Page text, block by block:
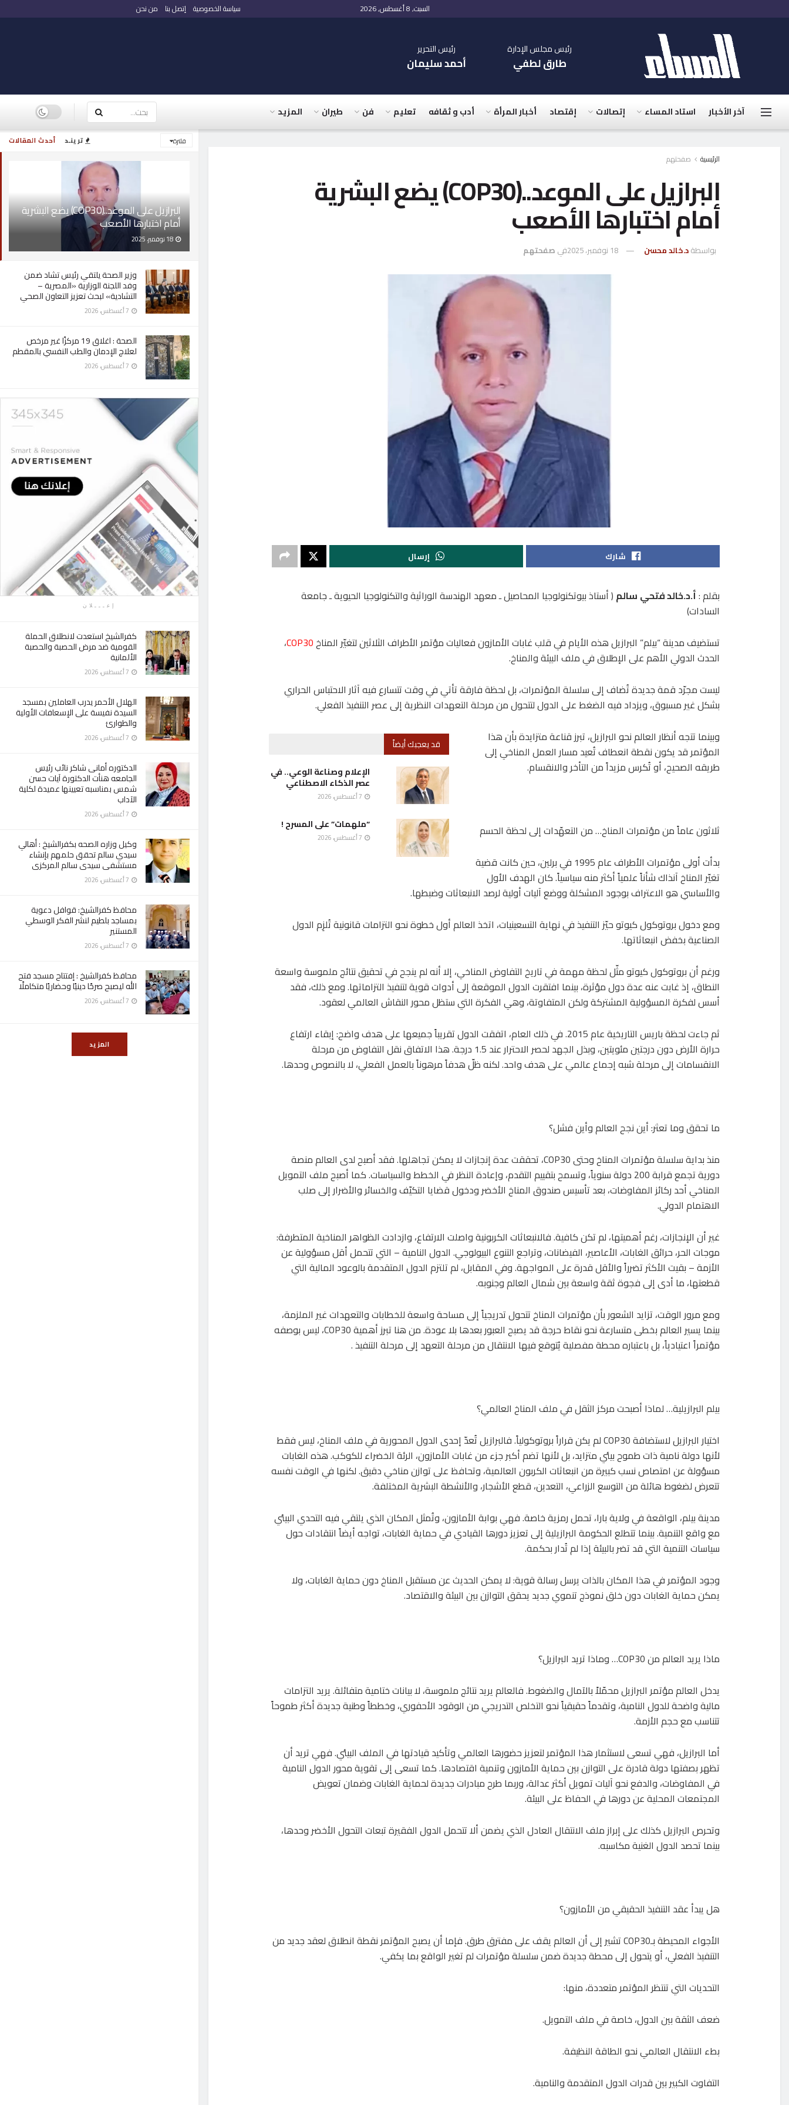
أحدث المقالات ترينـد فلترة
البرازيل على الموعد..(COP30) يضع البشرية
أمام اختبارها الأصعب
وزير الصحة يلتقي رئيس تشاد ضمن
وفد اللجنة الوزارية «المصرية –
التشادية» لبحث تعزيز التعاون الصحي
الصحة : اغلاق 19 مركزًا غير مرخص
لعلاج الإدمان والطب النفسي بالمقطم
إعـــلان
كفرالشيخ استعدت لانطلاق الحملة
القومية ضد مرض الحصبة والحصبة
الألمانية
الهلال الأحمر يدرب العاملين بمسجد
السيدة نفيسة على الإسعافات الأولية
والطوارئ
الدكتوره أمانى شاكر نائب رئيس
الجامعه هنأت الدكتورة آيات حسن
شمس بمناسبه تعيينها عميدة لكلية
الآداب
وكيل وزاره الصحه بكفرالشيخ : أهالي
سيدي سالم تحقق حلمهم بإنشاء
مستشفى سيدى سالم المركزى
محافظ كفرالشيخ: قوافل دعوية
بمساجد بلطيم لنشر الفكر الوسطي
المستنير
محافظ كفرالشيخ : إفتتاح مسجد فتح
الله ليصبح صرحًا دينيًا وحضاريًا متكاملًا
المزيد
السبت, 8 أغسطس, 2026 سياسة الخصوصية إتصل بنا من نحن
رئيس مجلس الإدارة
طارق لطفي
رئيس التحرير
أحمد سليمان
آخر الأخبار استاد المساء إتصالات إقتصاد أخبار المرأة أدب و ثقافه تعليم فن طيران المزيد
الرئيسية صفحتهم
البرازيل على الموعد..(COP30) يضع البشرية
أمام اختبارها الأصعب
بواسطةد.خالد محسن 18 نوفمبر، 2025 في صفحتهم
شارك إرسال
بقلم :أ.د.خالد فتحي سالم ( أستاذ بيوتكنولوجيا المحاصيل ـ معهد الهندسة الوراثية والتكنولوجيا الحيوية ـ جامعة
السادات)
تستضيف مدينة “بيلم” البرازيل هذه الأيام في قلب غابات الأمازون فعاليات مؤتمر الأطراف الثلاثين لتغيّر المناخCOP30،
الحدث الدولي الأهم على الإطلاق في ملف البيئة والمناخ.
ليست مجرّد قمة جديدة تُضاف إلى سلسلة المؤتمرات، بل لحظة فارقة تأتي في وقت تتسارع فيه آثار الاحتباس الحراري
بشكل غير مسبوق، ويزداد فيه الضغط على الدول لتتحول من مرحلة التعهدات النظرية إلى عصر التنفيذ الفعلي.
قد يعجبك أيضاً
الإعلام وصناعة الوعي.. في
عصر الذكاء الاصطناعي
“ملهمات” على المسرح !
وبينما تتجه أنظار العالم نحو البرازيل، تبرز قناعة متزايدة بأن هذا
المؤتمر قد يكون نقطة انعطاف تُعيد مسار العمل المناخي إلى
طريقه الصحيح، أو تُكرس مزيداً من التأخر والانقسام.
ثلاثون عاماً من مؤتمرات المناخ… من التعهّدات إلى لحظة الحسم
بدأت أولى مؤتمرات الأطراف عام 1995 في برلين، حين كانت قضية
تغيّر المناخ آنذاك شأناً علمياً أكثر منه سياسياً. كان الهدف الأول
والأساسي هو الاعتراف بوجود المشكلة ووضع آليات أولية لرصد الانبعاثات وضبطها.
ومع دخول بروتوكول كيوتو حيّز التنفيذ في نهاية التسعينيات، اتخذ العالم أول خطوة نحو التزامات قانونية تُلزِم الدول
الصناعية بخفض انبعاثاتها.
ورغم أن بروتوكول كيوتو مثّل لحظة مهمة في تاريخ التفاوض المناخي، إلا أنه لم ينجح في تحقيق نتائج ملموسة واسعة
النطاق، إذ غابت عنه عدة دول مؤثرة، بينما افتقرت الدول الموقعة إلى أدوات قوية لتنفيذ التزاماتها. ومع ذلك، فقد
أسس لفكرة المسؤولية المشتركة ولكن المتفاوتة، وهي الفكرة التي ستظل محور النقاش العالمي لعقود.
ثم جاءت لحظة باريس التاريخية عام 2015. في ذلك العام، اتفقت الدول تقريباً جميعها على هدف واضح: إبقاء ارتفاع
حرارة الأرض دون درجتين مئويتين، وبذل الجهد لحصر الاحترار عند 1.5 درجة. هذا الاتفاق نقل التفاوض من مرحلة
الانقسامات إلى مرحلة شبه إجماع عالمي على هدف واحد. لكنه ظلّ هدفاً مرهوناً بالعمل الفعلي، لا بالنصوص وحدها.
ما تحقق وما تعثر: أين نجح العالم وأين فشل؟
منذ بداية سلسلة مؤتمرات المناخ وحتى COP30، تحققت عدة إنجازات لا يمكن تجاهلها. فقد أصبح لدى العالم منصة
دورية تجمع قرابة 200 دولة سنوياً، وتسمح بتقييم التقدم، وإعادة النظر في الخطط والسياسات. كما أصبح ملف التمويل
المناخي أحد ركائز المفاوضات، بعد تأسيس صندوق المناخ الأخضر ودخول قضايا التكيّف والخسائر والأضرار إلى صلب
الاهتمام الدولي.
غير أن الإنجازات، رغم أهميتها، لم تكن كافية. فالانبعاثات الكربونية واصلت الارتفاع، وازدادت الظواهر المناخية المتطرفة:
موجات الحر، حرائق الغابات، الأعاصير، الفيضانات، وتراجع التنوع البيولوجي. الدول النامية – التي تتحمل أقل مسؤولية عن
الأزمة – بقيت الأكثر تضرراً والأقل قدرة على المواجهة. وفي المقابل، لم تلتزم الدول المتقدمة بالوعود المالية التي
قطعتها، ما أدى إلى فجوة ثقة واسعة بين شمال العالم وجنوبه.
ومع مرور الوقت، تزايد الشعور بأن مؤتمرات المناخ تتحول تدريجياً إلى مساحة واسعة للخطابات والتعهدات غير الملزمة،
بينما يسير العالم بخطى متسارعة نحو نقاط حرجة قد يصبح العبور بعدها بلا عودة. من هنا تبرز أهمية COP30، ليس بوصفه
مؤتمراً اعتيادياً، بل باعتباره محطة مفصلية يُتوقع فيها الانتقال من مرحلة التعهد إلى مرحلة التنفيذ .
بيلم البرازيلية… لماذا أصبحت مركز الثقل في ملف المناخ العالمي؟
اختيار البرازيل لاستضافة COP30 لم يكن قراراً بروتوكولياً. فالبرازيل تُعدّ إحدى الدول المحورية في ملف المناخ، ليس فقط
لأنها دولة نامية ذات طموح بيئي متزايد، بل لأنها تضم أكبر جزء من غابات الأمازون، الرئة الخضراء للكوكب. هذه الغابات
مسؤولة عن امتصاص نسب كبيرة من انبعاثات الكربون العالمية، وتحافظ على توازن مناخي دقيق. لكنها في الوقت نفسه
تتعرض لضغوط هائلة من التوسع الزراعي، التعدين، قطع الأشجار، والأنشطة البشرية المختلفة.
مدينة بيلم، الواقعة في ولاية بارا، تحمل رمزية خاصة. فهي بوابة الأمازون، وتُمثل المكان الذي يلتقي فيه التحدي البيئي
مع واقع التنمية. بينما تتطلع الحكومة البرازيلية إلى تعزيز دورها القيادي في حماية الغابات، تواجه أيضاً انتقادات حول
سياسات التنمية التي قد تضر بالبيئة إذا لم تُدار بحكمة.
وجود المؤتمر في هذا المكان بالذات يرسل رسالة قوية: لا يمكن الحديث عن مستقبل المناخ دون حماية الغابات، ولا
يمكن حماية الغابات دون خلق نموذج تنموي جديد يحقق التوازن بين البيئة والاقتصاد.
ماذا يريد العالم من COP30… وماذا تريد البرازيل؟
يدخل العالم مؤتمر البرازيل محمّلاً بالآمال والضغوط. فالعالم يريد نتائج ملموسة، لا بيانات ختامية متفائلة. يريد التزامات
مالية واضحة للدول النامية، وتقدماً حقيقياً نحو التخلص التدريجي من الوقود الأحفوري، وخططاً وطنية جديدة أكثر طموحاً
تتناسب مع حجم الأزمة.
أما البرازيل، فهي تسعى لاستثمار هذا المؤتمر لتعزيز حضورها العالمي وتأكيد قيادتها في الملف البيئي. فهي تريد أن
تظهر بصفتها دولة قادرة على التوازن بين حماية الأمازون وتنمية اقتصادها. كما تسعى إلى تقوية محور الدول النامية
في المفاوضات، والدفع نحو آليات تمويل أكثر عدالة، وربما طرح مبادرات جديدة لحماية الغابات وضمان تعويض
المجتمعات المحلية عن دورها في الحفاظ على البيئة.
وتحرص البرازيل كذلك على إبراز ملف الانتقال العادل الذي يضمن ألا تتحمل الدول الفقيرة تبعات التحول الأخضر وحدها،
بينما تحصد الدول الغنية مكاسبه.
هل يبدأ عقد التنفيذ الحقيقي من الأمازون؟
الأجواء المحيطة بـCOP30 تشير إلى أن العالم يقف على مفترق طرق. فإما أن يصبح المؤتمر نقطة انطلاق لعقد جديد من
التنفيذ الفعلي، أو يتحول إلى محطة جديدة ضمن سلسلة مؤتمرات لم تغير الواقع بما يكفي.
التحديات التي تنتظر المؤتمر متعددة، منها:
ضعف الثقة بين الدول، خاصة في ملف التمويل.
بطء الانتقال العالمي نحو الطاقة النظيفة.
التفاوت الكبير بين قدرات الدول المتقدمة والنامية.